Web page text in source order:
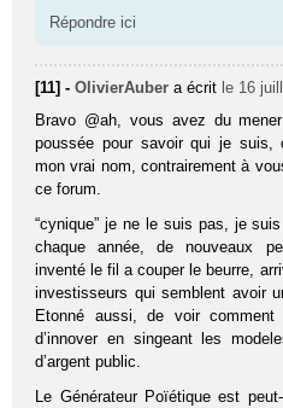
Répondre ici
[11] -OlivierAuber a écrit le 16
Bravo @ah, vous avez du
poussée pour savoir qui je suis,
mon vrai nom, contrairement à
ce forum.
“cynique” je ne le suis pas, je
chaque année, de nouveaux
inventé le fil a couper le beurre,
investisseurs qui semblent avoir
Etonné aussi, de voir
d’innover en singeant les
d’argent public.
Le Générateur Poïétique est